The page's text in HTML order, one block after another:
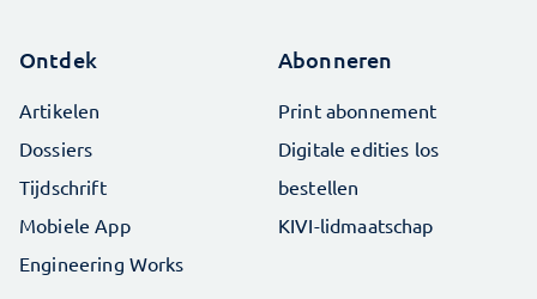
Ontdek
Artikelen
Dossiers
Tijdschrift
Mobiele App
Engineering Works
Abonneren
Print abonnement
Digitale edities los
bestellen
KIVI-lidmaatschap